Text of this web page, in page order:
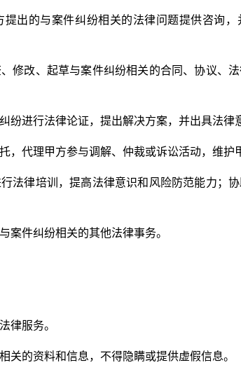
出的与案件纠纷相关的法律问题提供咨询
修改、起草与案件纠纷相关的合同、协议、
纷进行法律论证，提出解决方案，并出具法律
，代理甲方参与调解、仲裁或诉讼活动，维护
法律培训，提高法律意识和风险防范能力；
案件纠纷相关的其他法律事务。
律服务。
关的资料和信息，不得隐瞒或提供虚假信息。